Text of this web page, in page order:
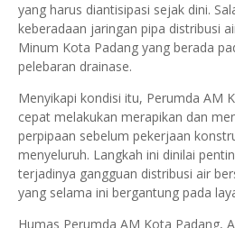
yang harus diantisipasi sejak dini.
keberadaan jaringan pipa distribusi
Minum Kota Padang yang berada
pelebaran drainase.
Menyikapi kondisi itu, Perumda AM
cepat melakukan merapikan dan
perpipaan sebelum pekerjaan
menyeluruh. Langkah ini dinilai
terjadinya gangguan distribusi air
yang selama ini bergantung pada
Humas Perumda AM Kota Padang,